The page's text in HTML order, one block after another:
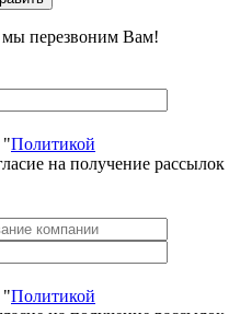
мы перезвоним Вам!
"Политикой
на получение рассылок
"Политикой